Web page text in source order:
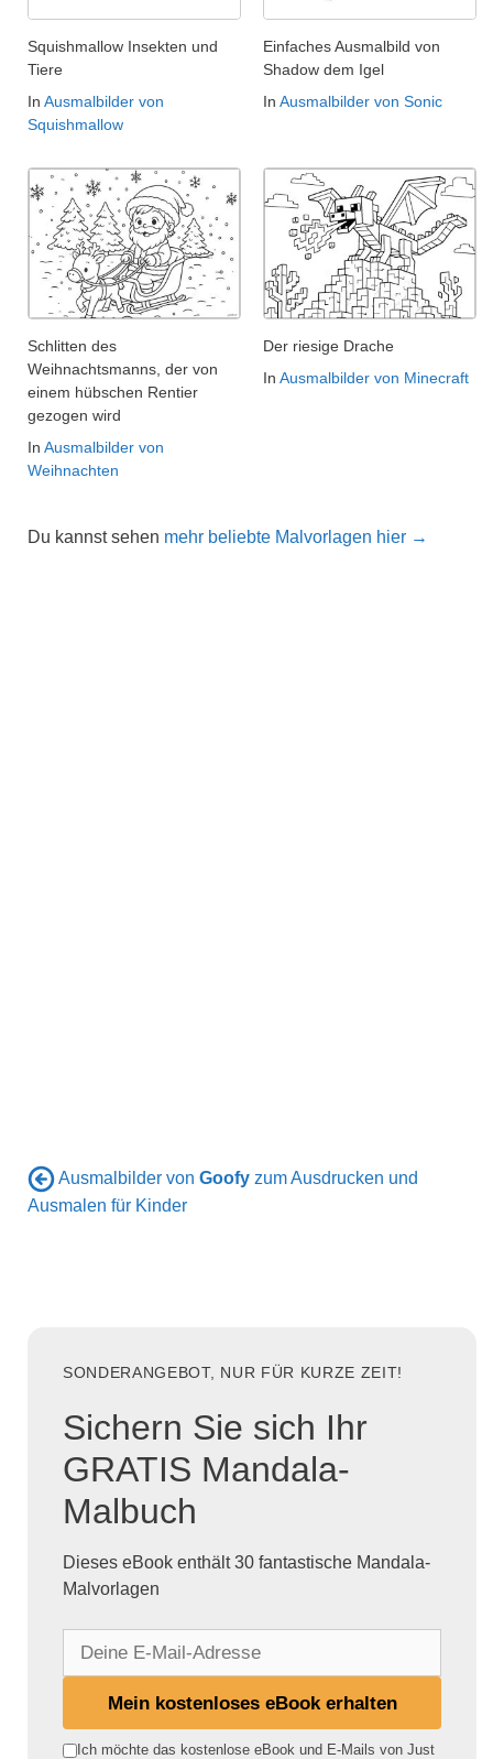
Squishmallow Insekten und
Tiere
In Ausmalbilder von
Squishmallow
Einfaches Ausmalbild von
Shadow dem Igel
In Ausmalbilder von Sonic
Schlitten des
Weihnachtsmanns, der von
einem hübschen Rentier
gezogen wird
In Ausmalbilder von
Weihnachten
Der riesige Drache
In Ausmalbilder von Minecraft
Du kannst sehen mehr beliebte Malvorlagen hier →
Ausmalbilder von Goofy zum Ausdrucken und
Ausmalen für Kinder
SONDERANGEBOT, NUR FÜR KURZE ZEIT!
Sichern Sie sich Ihr
GRATIS Mandala-
Malbuch
Dieses eBook enthält 30 fantastische Mandala-
Malvorlagen
e
Mein kostenloses eBook erhalten
Ich möchte das kostenlose eBook und E-Mails von Just